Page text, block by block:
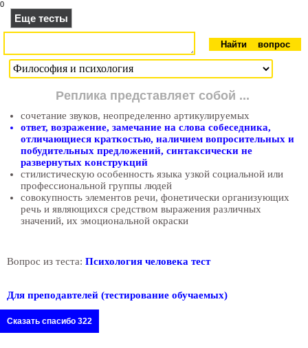
0
Еще тесты
Реплика представляет собой ...
сочетание звуков, неопределенно артикулируемых
ответ, возражение, замечание на слова собеседника,
отличающиеся краткостью, наличием вопросительных и
побудительных предложений, синтаксически не
развернутых конструкций
стилистическую особенность языка узкой социальной или
профессиональной группы людей
совокупность элементов речи, фонетически организующих
речь и являющихся средством выражения различных
значений, их эмоциональной окраски
Вопрос из теста: Психология человека тест
Для преподавтелей (тестирование обучаемых)
Сказать спасибо 322